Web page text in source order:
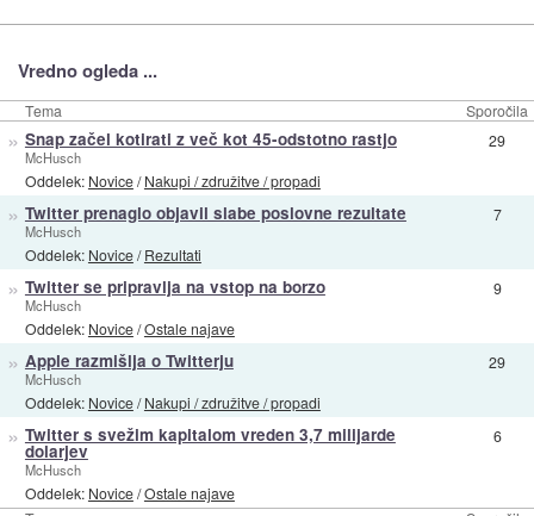
Vredno ogleda ...
Tema Sporočila
» Snap začel kotirati z več kot 45-odstotno rastjo
McHusch
Oddelek: Novice/Nakupi / združitve / propadi
29
» Twitter prenaglo objavil slabe poslovne rezultate
McHusch
Oddelek: Novice/Rezultati
7
» Twitter se pripravlja na vstop na borzo
McHusch
Oddelek: Novice/Ostale najave
9
» Apple razmišlja o Twitterju
McHusch
Oddelek: Novice/Nakupi / združitve / propadi
29
» Twitter s svežim kapitalom vreden 3,7 milijarde
dolarjev
McHusch
Oddelek: Novice/Ostale najave
6